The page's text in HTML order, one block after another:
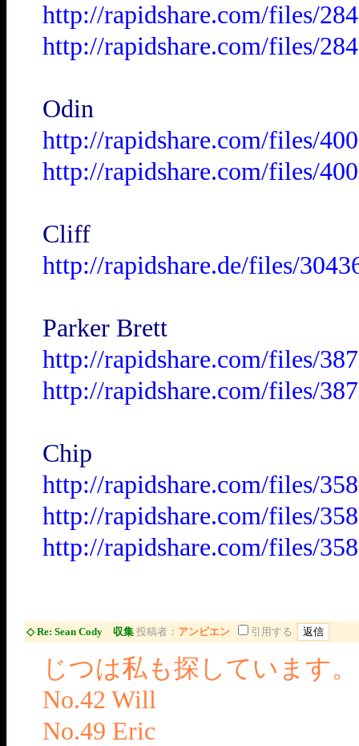
http://rapidshare.com/files/
http://rapidshare.com/files/
Odin
http://rapidshare.com/files/
http://rapidshare.com/files/
Cliff
http://rapidshare.de/files/
Parker Brett
http://rapidshare.com/files/
http://rapidshare.com/files/
Chip
http://rapidshare.com/files/
http://rapidshare.com/files/
http://rapidshare.com/files/
◇ Re: Sean Cody 収集 投稿者： アンビエン 引用する
じつは私も探しています
No.42 Will
No.49 Eric